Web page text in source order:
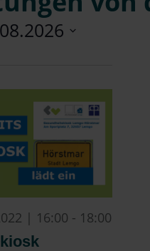
| 16:00 - 18:00